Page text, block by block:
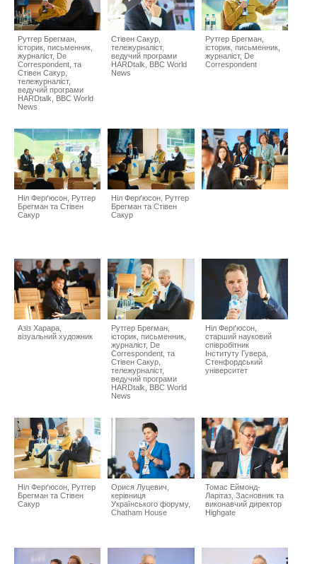
Рутгер Брегман,
історик, письменник,
журналіст, De
Correspondent, та
Стівен Сакур,
тележурналіст,
ведучий програми
HARDtalk, BBC World
News
Стівен Сакур,
тележурналіст,
ведучий програми
HARDtalk, BBC World
News
Рутгер Брегман,
історик, письменник,
журналіст, De
Correspondent
Ніл Ферґюсон, Рутгер
Брегман та Стівен
Сакур
Ніл Ферґюсон, Рутгер
Брегман та Стівен
Сакур
Азіз Харара,
візуальний художник
Рутгер Брегман,
історик, письменник,
журналіст, De
Correspondent, та
Стівен Сакур,
тележурналіст,
ведучий програми
HARDtalk, BBC World
News
Ніл Ферґюсон,
cтарший науковий
співробітник
Інституту Гувера,
Стенфордський
університет
Ніл Ферґюсон, Рутгер
Брегман та Стівен
Сакур
Орися Луцевич,
керівниця
Українського форуму,
Chatham House
Томас Еймонд-
Ларітаз, Засновник та
виконавчий директор
Highgate